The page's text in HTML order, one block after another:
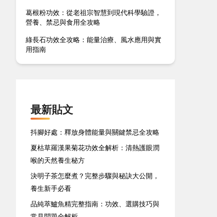
葛根粉功效：從老祖宗智慧到現代科學驗證，
營養、禁忌與食用全攻略
綠長石功效全攻略：能量治療、風水應用與實
用指南
最新貼文
抖腳好處：釋放身體能量與關鍵禁忌全攻略
夏枯草羅漢果菊花功效全解析：清熱護眼潤
喉的天然養生秘方
決明子茶怎麼煮？完整步驟與秘訣大公開，
養生新手必看
品純萃鱸魚精完整指南：功效、選購技巧與